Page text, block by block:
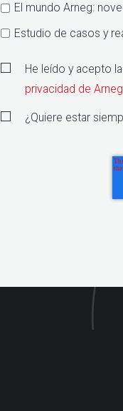
El mundo Arneg:
Estudio de casos y
He leído y acepto
privacidad de Arneg
¿Quiere estar